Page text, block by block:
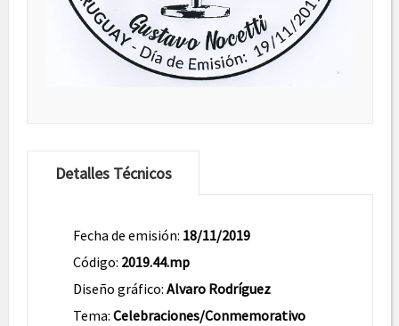
Detalles Técnicos
Fecha de emisión: 18/11/2019
Código: 2019.44.mp
Diseño gráfico: Alvaro Rodríguez
Tema: Celebraciones/Conmemorativo